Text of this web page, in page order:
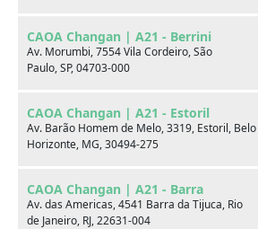
CAOA Changan | A21 - Berrini
Av. Morumbi, 7554 Vila Cordeiro, São
Paulo, SP, 04703-000
CAOA Changan | A21 - Estoril
Av. Barão Homem de Melo, 3319, Estoril, Belo
Horizonte, MG, 30494-275
CAOA Changan | A21 - Barra
Av. das Americas, 4541 Barra da Tijuca, Rio
de Janeiro, RJ, 22631-004
Por:R$106.990,00
Ano
22/23
Km
42.878
Câmbio
Final da placa